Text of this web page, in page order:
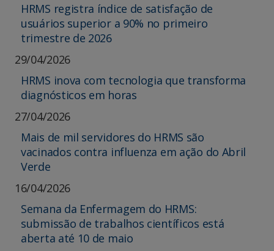
HRMS registra índice de satisfação de
usuários superior a 90% no primeiro
trimestre de 2026
29/04/2026
HRMS inova com tecnologia que transforma
diagnósticos em horas
27/04/2026
Mais de mil servidores do HRMS são
vacinados contra influenza em ação do Abril
Verde
16/04/2026
Semana da Enfermagem do HRMS:
submissão de trabalhos científicos está
aberta até 10 de maio